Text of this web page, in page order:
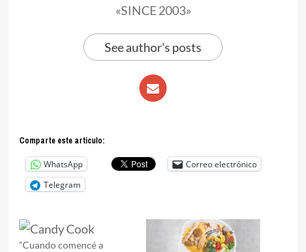
«SINCE 2003»
See author's posts
Comparte este articulo:
WhatsApp
Correo electrónico
Telegram
“Cuando comencé a